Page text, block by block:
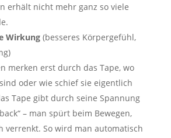
erhält nicht mehr ganz so viele
Wirkung(besseres Körpergefühl,
merken erst durch das Tape, wo
oder wie schief sie eigentlich
Tape gibt durch seine Spannung
– man spürt beim Bewegen,
verrenkt. So wird man automatisch